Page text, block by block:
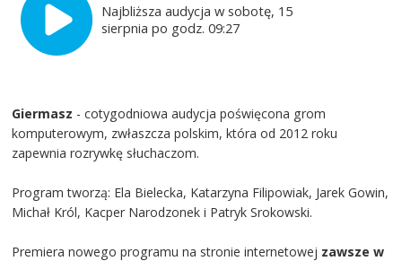
Najbliższa audycja w sobotę, 15
sierpnia po godz. 09:27
Giermasz - cotygodniowa audycja poświęcona grom
komputerowym, zwłaszcza polskim, która od 2012 roku
zapewnia rozrywkę słuchaczom.
Program tworzą: Ela Bielecka, Katarzyna Filipowiak, Jarek Gowin,
Michał Król, Kacper Narodzonek i Patryk Srokowski.
Premiera nowego programu na stronie internetowej zawsze w